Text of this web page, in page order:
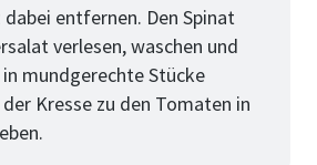
entfernen. Den Spinat
verlesen, waschen und
mundgerechte Stücke
Kresse zu den Tomaten in